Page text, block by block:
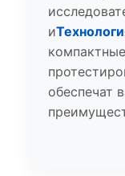
и
обеспечат